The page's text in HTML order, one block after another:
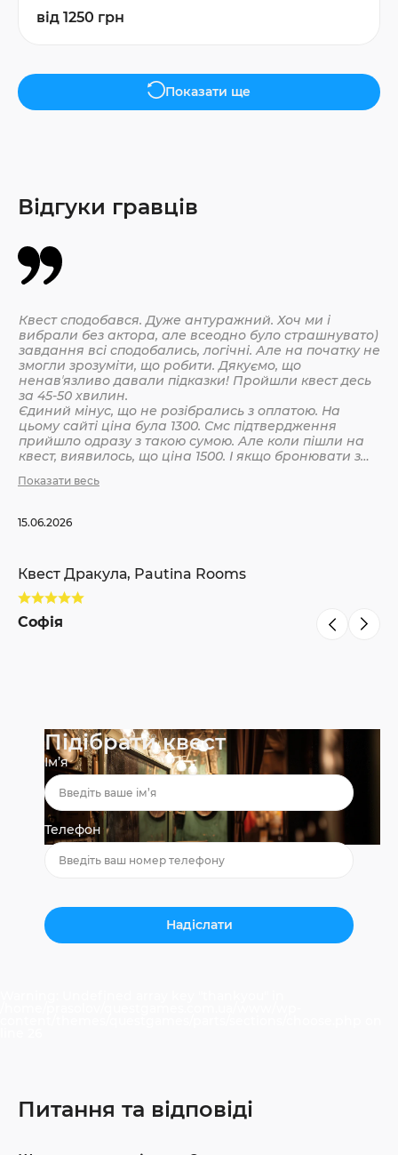
від 1250 грн
Показати ще
Відгуки гравців
Квест сподобався. Дуже антуражний. Хоч ми і
вибрали без актора, але всеодно було страшнувато)
завдання всі сподобались, логічні. Але на початку не
змогли зрозуміти, що робити. Дякуємо, що
ненавʼязливо давали підказки! Пройшли квест десь
за 45-50 хвилин.
Єдиний мінус, що не розібрались з оплатою. На
цьому сайті ціна була 1300. Смс підтвердження
прийшло одразу з такою сумою. Але коли пішли на
квест, виявилось, що ціна 1500. І якщо бронювати з
невелика, але всеодно уточнюйте при бронюванні
Показати весь
15.06.2026
Квест Дракула, Pautina Rooms
Софія
Підібрати квест
Ім’я
Телефон
Питання та відповіді